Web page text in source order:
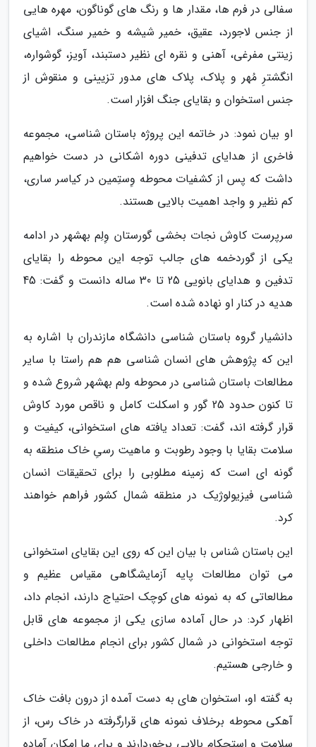
سفالی در فرم ها، مقدار ها و رنگ های گوناگون، مهره هایی
از جنس لاجورد، عقیق، خمیر شیشه و خمیر سنگ، اشیای
زینتی مفرغی، آهنی و نقره ای نظیر دستبند، آویز، گوشواره،
انگشترِ مُهر و پلاک، پلاک های مدور تزیینی و منقوش از
جنس استخوان و بقایای جنگ افزار است.
او بیان نمود: در خاتمه این پروژه باستان شناسی، مجموعه
فاخری از هدایای تدفینی دوره اشکانی در دست خواهیم
داشت که پس از کشفیات محوطه وِستِمین در کیاسر ساری،
کم نظیر و واجد اهمیت بالایی هستند.
سرپرست کاوش نجات بخشی گورستان وِلِم بهشهر در ادامه
یکی از گوردخمه های جالب توجه این محوطه را بقایای
تدفین و هدایای بانویی 25 تا 30 ساله دانست و گفت: 45
هدیه در کنار او نهاده شده است.
دانشیار گروه باستان شناسی دانشگاه مازندران با اشاره به
این که پژوهش های انسان شناسی هم هم راستا با سایر
مطالعات باستان شناسی در محوطه ولم بهشهر شروع شده و
تا کنون حدود 25 گور و اسکلت کامل و ناقص مورد کاوش
قرار گرفته اند، گفت: تعداد یافته های استخوانی، کیفیت و
سلامت بقایا با وجود رطوبت و ماهیت رسیِ خاک منطقه به
گونه ای است که زمینه مطلوبی را برای تحقیقات انسان
شناسی فیزیولوژیک در منطقه شمال کشور فراهم خواهند
کرد.
این باستان شناس با بیان این که روی این بقایای استخوانی
می توان مطالعات پایه آزمایشگاهی مقیاس عظیم و
مطالعاتی که به نمونه های کوچک احتیاج دارند، انجام داد،
اظهار کرد: در حال آماده سازی یکی از مجموعه های قابل
توجه استخوانی در شمال کشور برای انجام مطالعات داخلی
و خارجی هستیم.
به گفته او، استخوان های به دست آمده از درون بافت خاک
آهکی محوطه برخلاف نمونه های قرارگرفته در خاک رس، از